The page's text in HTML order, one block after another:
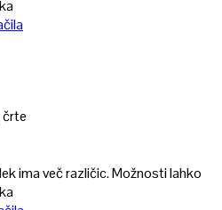
ima več različic. Možnosti lahko